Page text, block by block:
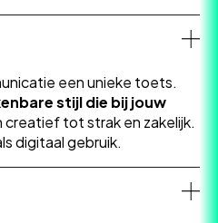
een unieke toets.
stijl die bij jouw
creatief tot strak en zakelijk.
digitaal gebruik.